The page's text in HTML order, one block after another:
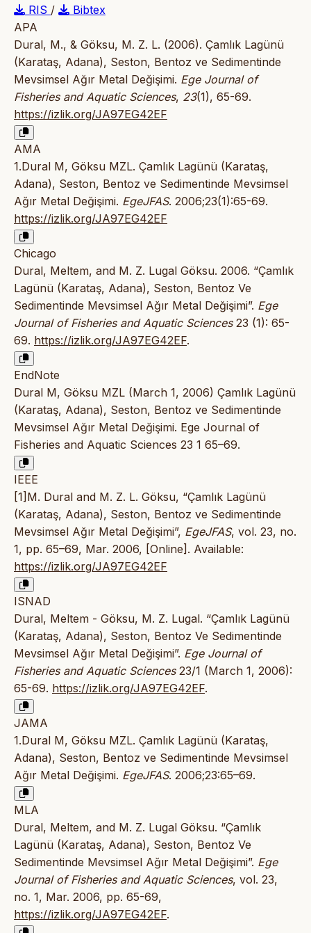
RIS /
Bibtex
APA
Dural, M., & Göksu, M. Z. L. (2006). Çamlık Lagünü
(Karataş, Adana), Seston, Bentoz ve Sedimentinde
Mevsimsel Ağır Metal Değişimi. Ege Journal of
Fisheries and Aquatic Sciences, 23(1), 65-69.
https://izlik.org/JA97EG42EF
AMA
1.Dural M, Göksu MZL. Çamlık Lagünü (Karataş,
Adana), Seston, Bentoz ve Sedimentinde Mevsimsel
Ağır Metal Değişimi. EgeJFAS. 2006;23(1):65-69.
https://izlik.org/JA97EG42EF
Chicago
Dural, Meltem, and M. Z. Lugal Göksu. 2006. “Çamlık
Lagünü (Karataş, Adana), Seston, Bentoz Ve
Sedimentinde Mevsimsel Ağır Metal Değişimi”. Ege
Journal of Fisheries and Aquatic Sciences23 (1): 65-
69. https://izlik.org/JA97EG42EF.
EndNote
Dural M, Göksu MZL (March 1, 2006) Çamlık Lagünü
(Karataş, Adana), Seston, Bentoz ve Sedimentinde
Mevsimsel Ağır Metal Değişimi. Ege Journal of
Fisheries and Aquatic Sciences 23 1 65–69.
IEEE
[1]M. Dural and M. Z. L. Göksu, “Çamlık Lagünü
(Karataş, Adana), Seston, Bentoz ve Sedimentinde
Mevsimsel Ağır Metal Değişimi”, EgeJFAS, vol. 23, no.
1, pp. 65–69, Mar. 2006, [Online]. Available:
https://izlik.org/JA97EG42EF
ISNAD
Dural, Meltem - Göksu, M. Z. Lugal. “Çamlık Lagünü
(Karataş, Adana), Seston, Bentoz Ve Sedimentinde
Mevsimsel Ağır Metal Değişimi”. Ege Journal of
Fisheries and Aquatic Sciences23/1 (March 1, 2006):
65-69. https://izlik.org/JA97EG42EF.
JAMA
1.Dural M, Göksu MZL. Çamlık Lagünü (Karataş,
Adana), Seston, Bentoz ve Sedimentinde Mevsimsel
Ağır Metal Değişimi. EgeJFAS. 2006;23:65–69.
MLA
Dural, Meltem, and M. Z. Lugal Göksu. “Çamlık
Lagünü (Karataş, Adana), Seston, Bentoz Ve
Sedimentinde Mevsimsel Ağır Metal Değişimi”. Ege
Journal of Fisheries and Aquatic Sciences, vol. 23,
no. 1, Mar. 2006, pp. 65-69,
https://izlik.org/JA97EG42EF.